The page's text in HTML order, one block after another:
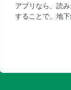
アプリなら、読
することで、地